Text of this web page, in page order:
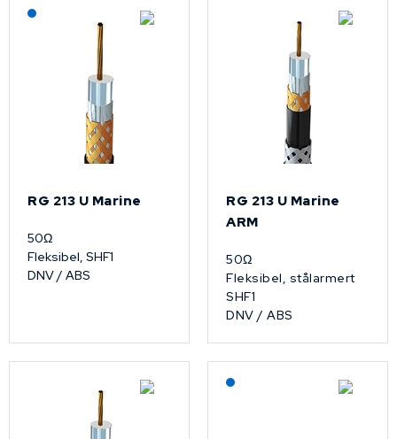
Lagerført: NEK Kabel
RG 213 U Marine
50Ω
Fleksibel, SHF1
DNV / ABS
RG 213 U Marine
ARM
50Ω
Fleksibel, stålarmert
SHF1
DNV / ABS
Lagerført: NEK Kabel